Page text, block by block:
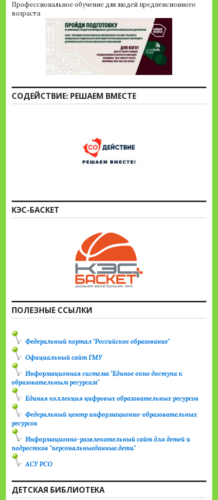
Профессиональное обучение для людей предпенсионного
возраста
СОДЕЙСТВИЕ: РЕШАЕМ ВМЕСТЕ
КЭС-БАСКЕТ
ПОЛЕЗНЫЕ ССЫЛКИ
Федеральный портал "Российское образование"
Официальный сайт ГМУ
Информационная система "Единое окно доступа к
образовательным ресурсам"
Единая коллекция цифровых образовательных ресурсов
Федеральный центр информационно-образовательных
ресурсов
Информационно-развлекательный сайт для детей и
подростков "персональныеданные.дети"
АСУ РСО
ДЕТСКАЯ БИБЛИОТЕКА